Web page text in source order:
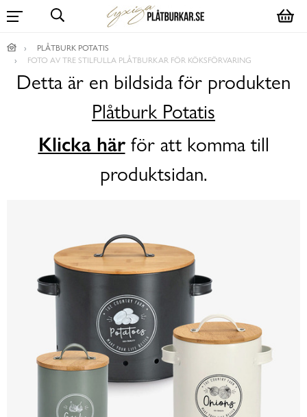
PLÅTBURK POTATIS
FOTO AV TRE STILFULLA PLÅTBURKAR FÖR KÖKSFÖRVARING
Detta är en bildsida för produkten
Plåtburk Potatis
Klicka härför att komma till
produktsidan.